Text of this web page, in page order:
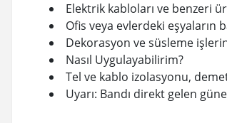
Elektrik kabloları ve benzeri
Ofis veya evlerdeki eşyaların
Dekorasyon ve süsleme
Nasıl Uygulayabilirim?
Tel ve kablo izolasyonu,
Uyarı: Bandı direkt gelen